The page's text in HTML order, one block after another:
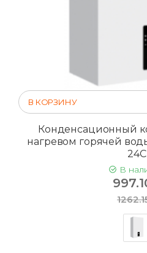
В КОРЗИНУ
Конденсационный
нагревом горячей
24C
В